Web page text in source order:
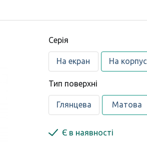
Серія
На екран На корпус
Тип поверхні
Глянцева Матова
Є в наявності